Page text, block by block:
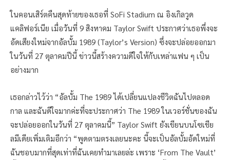
ในคอนเสิร์ตคืนสุดท้ายของเธอที่ SoFi Stadium ณ อิงเกิลวูด
แคลิฟอร์เนีย เมื่อวันที่ 9 สิงหาคม Taylor Swift ประกาศว่าเธอพึ่งจะ
อัดเสียงใหม่จากอัลบั้ม 1989 (Taylor’s Version) ซึ่งจะปล่อยออกมา
ในวันที่ 27 ตุลาคมปีนี้ ข่าวนี้สร้างความดีใจให้กับเหล่าแฟน ๆ เป็น
อย่างมาก
เธอกล่าวไว้ว่า “อัลบั้ม The 1989 ได้เปลี่ยนแปลงชีวิตฉันไปตลอด
กาล และฉันดีใจมากค่ะที่จะประกาศว่า The 1989 ในเวอร์ชั่นของฉัน
จะปล่อยออกในวันที่ 27 ตุลาคมนี้” Taylor Swift ยังเขียนบนโซเชีย
ลมีเดียเพิ่มเติมอีกว่า “พูดตามตรงเลยนะคะ นี้จะเป็นอัลบั้มอัดใหม่ที่
ฉันชอบมากที่สุดเท่าที่ฉันเคยทำมาเลยล่ะ เพราะ ‘From The Vault’